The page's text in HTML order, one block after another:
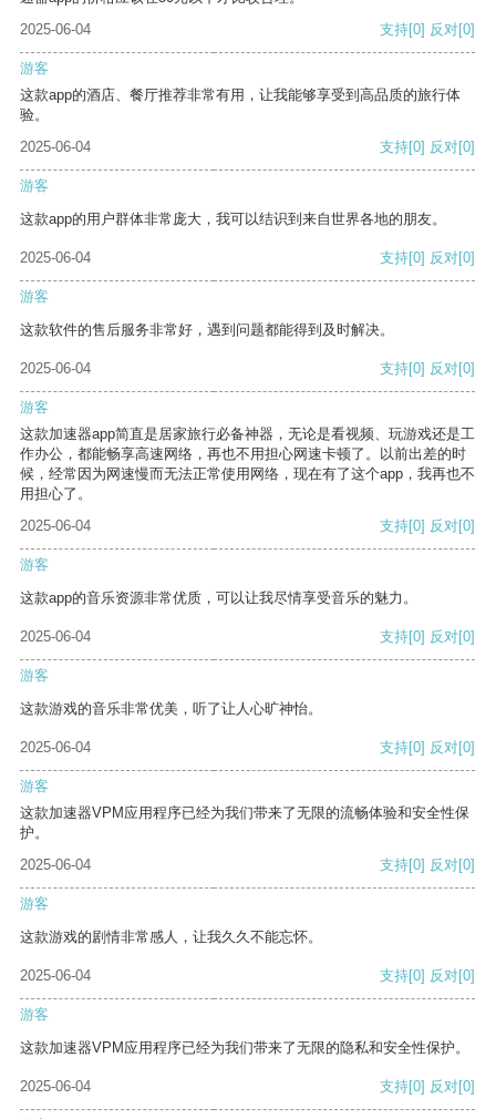
2025-06-04
支持[0] 反对[0]
游客
这款app的酒店、餐厅推荐非常有用，让我能够享受到高品质的旅行体
验。
2025-06-04
支持[0] 反对[0]
游客
这款app的用户群体非常庞大，我可以结识到来自世界各地的朋友。
2025-06-04 支持[0] 反对[0]
游客
这款软件的售后服务非常好，遇到问题都能得到及时解决。
2025-06-04 支持[0] 反对[0]
游客
这款加速器app简直是居家旅行必备神器，无论是看视频、玩游戏还是工
作办公，都能畅享高速网络，再也不用担心网速卡顿了。以前出差的时
候，经常因为网速慢而无法正常使用网络，现在有了这个app，我再也不
用担心了。
2025-06-04
支持[0] 反对[0]
游客
这款app的音乐资源非常优质，可以让我尽情享受音乐的魅力。
2025-06-04 支持[0] 反对[0]
游客
这款游戏的音乐非常优美，听了让人心旷神怡。
2025-06-04 支持[0] 反对[0]
游客
这款加速器VPM应用程序已经为我们带来了无限的流畅体验和安全性保
护。
2025-06-04
支持[0] 反对[0]
游客
这款游戏的剧情非常感人，让我久久不能忘怀。
2025-06-04 支持[0] 反对[0]
游客
这款加速器VPM应用程序已经为我们带来了无限的隐私和安全性保护。
2025-06-04 支持[0] 反对[0]